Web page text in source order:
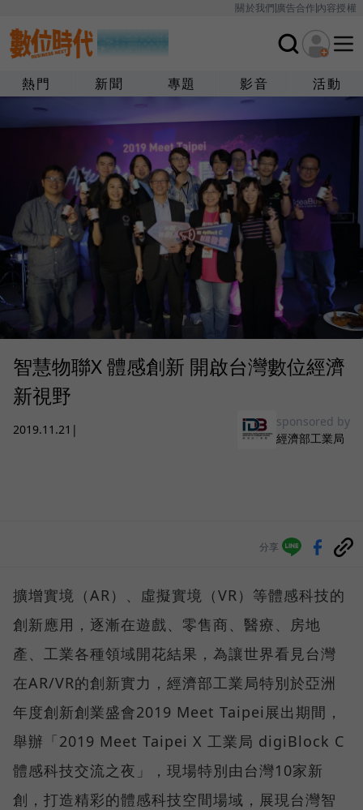
關於我們廣告合作內容授權
熱門 新聞 專題 影音 活動
智慧物聯X 體感創新 開啟台灣數位經濟
新視野
2019.11.21 |
sponsored by
經濟部工業局
分享
擴增實境（AR）、虛擬實境（VR）等體感科技的
創新應用，逐漸在遊戲、零售商、醫療、房地
產、工業各種領域開花結果，為讓世界看見台灣
在AR/VR的創新實力，經濟部工業局特別於亞洲
年度創新創業盛會2019 Meet Taipei展出期間，
舉辦「2019 Meet Taipei X 工業局 digiBlock C
體感科技交流之夜」，現場特別由台灣10家新
創，打造精彩的體感科技空間場域，展現台灣智